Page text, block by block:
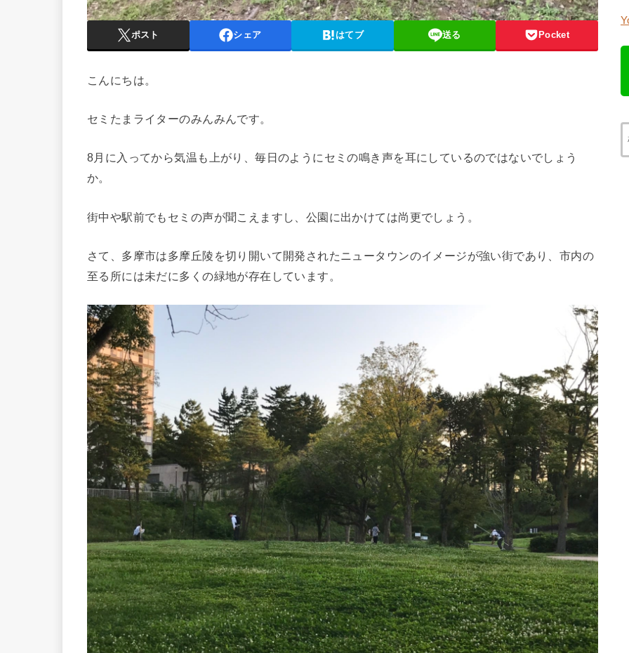
ポスト シェア はてブ 送る Pocket
こんにちは。
セミたまライターのみんみんです。
8月に入ってから気温も上がり、毎日のようにセミの鳴き声を耳にしているのではないでしょう
か。
街中や駅前でもセミの声が聞こえますし、公園に出かけては尚更でしょう。
さて、多摩市は多摩丘陵を切り開いて開発されたニュータウンのイメージが強い街であり、市内の
至る所には未だに多くの緑地が存在しています。